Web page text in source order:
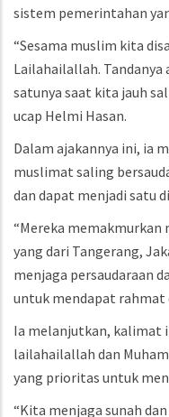
sistem pemerintahan
“Sesama muslim kita
Lailahailallah. Tandanya
satunya saat kita jauh
ucap Helmi Hasan.
Dalam ajakannya ini, ia
muslimat saling
dan dapat menjadi satu
“Mereka memakmurkan
yang dari Tangerang,
menjaga persaudaraan
untuk mendapat rahmat
Ia melanjutkan, kalimat
lailahailallah dan
yang prioritas untuk
“Kita menjaga sunah